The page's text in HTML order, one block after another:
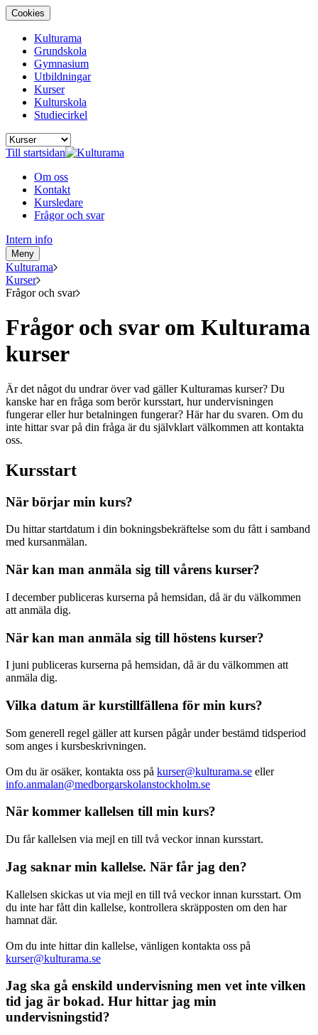
Cookies
Kulturama
Grundskola
Gymnasium
Utbildningar
Kurser
Kulturskola
Studiecirkel
Till startsidan
Om oss
Kontakt
Kursledare
Frågor och svar
Intern info
Meny
Kulturama
Kurser
Frågor och svar
Frågor och svar om Kulturama
kurser
Är det något du undrar över vad gäller Kulturamas kurser? Du
kanske har en fråga som berör kursstart, hur undervisningen
fungerar eller hur betalningen fungerar? Här har du svaren. Om du
inte hittar svar på din fråga är du självklart välkommen att kontakta
oss.
Kursstart
När börjar min kurs?
Du hittar startdatum i din bokningsbekräftelse som du fått i samband
med kursanmälan.
När kan man anmäla sig till vårens kurser?
I december publiceras kurserna på hemsidan, då är du välkommen
att anmäla dig.
När kan man anmäla sig till höstens kurser?
I juni publiceras kurserna på hemsidan, då är du välkommen att
anmäla dig.
Vilka datum är kurstillfällena för min kurs?
Som generell regel gäller att kursen pågår under bestämd tidsperiod
som anges i kursbeskrivningen.
Om du är osäker, kontakta oss på kurser@kulturama.se eller
info.anmalan@medborgarskolanstockholm.se
När kommer kallelsen till min kurs?
Du får kallelsen via mejl en till två veckor innan kursstart.
Jag saknar min kallelse. När får jag den?
Kallelsen skickas ut via mejl en till två veckor innan kursstart. Om
du inte har fått din kallelse, kontrollera skräpposten om den har
hamnat där.
Om du inte hittar din kallelse, vänligen kontakta oss på
kurser@kulturama.se
Jag ska gå enskild undervisning men vet inte vilken
tid jag är bokad. Hur hittar jag min
undervisningstid?